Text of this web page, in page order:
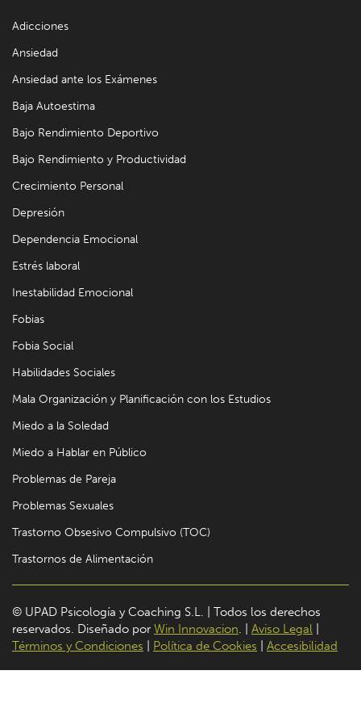
Adicciones
Ansiedad
Ansiedad ante los Exámenes
Baja Autoestima
Bajo Rendimiento Deportivo
Bajo Rendimiento y Productividad
Crecimiento Personal
Depresión
Dependencia Emocional
Estrés laboral
Inestabilidad Emocional
Fobias
Fobia Social
Habilidades Sociales
Mala Organización y Planificación con los Estudios
Miedo a la Soledad
Miedo a Hablar en Público
Problemas de Pareja
Problemas Sexuales
Trastorno Obsesivo Compulsivo (TOC)
Trastornos de Alimentación
© UPAD Psicología y Coaching S.L. | Todos los derechos
reservados. Diseñado por Win Innovacion. | Aviso Legal
Términos y Condiciones
Política de Cookies Accesibilidad